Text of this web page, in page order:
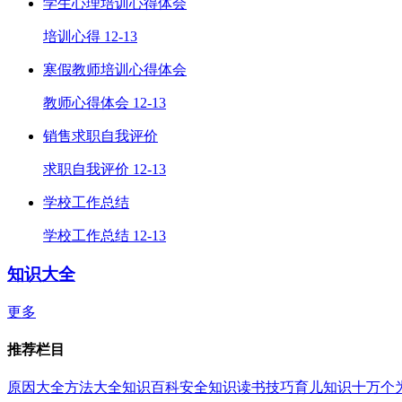
学生心理培训心得体会
培训心得 12-13
寒假教师培训心得体会
教师心得体会 12-13
销售求职自我评价
求职自我评价 12-13
学校工作总结
学校工作总结 12-13
知识大全
更多
推荐栏目
原因大全方法大全知识百科安全知识读书技巧育儿知识十万个